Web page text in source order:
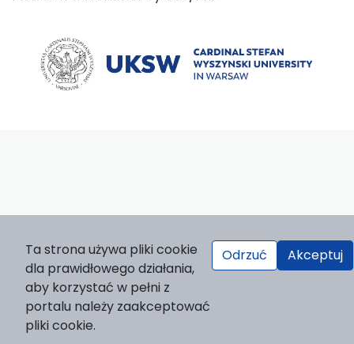
Ta strona używa pliki cookie
dla prawidłowego działania,
aby korzystać w pełni z
portalu należy zaakceptować
pliki cookie.
Odrzuć Akceptuj